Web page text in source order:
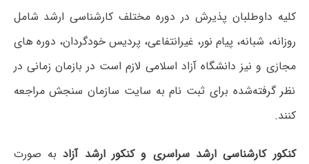
کلیه داوطلبان پذیرش در دوره مختلف کارشناسی ارشد شامل
روزانه، شبانه، پیام نور، غیرانتفاعی، پردیس خودگردان، دوره های
مجازی و نیز دانشگاه آزاد اسلامی لازم است در بازمان زمانی در
نظر گرفته‌شده برای ثبت نام به سایت سازمان سنجش مراجعه
کنند.
کنکور کارشناسی ارشد سراسری و کنکور ارشد آزادبه صورت